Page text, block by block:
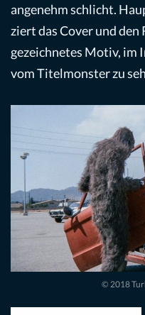
angenehm schlicht.
ziert das Cover und den
gezeichnetes Motiv, im
vom Titelmonster zu
© 2018